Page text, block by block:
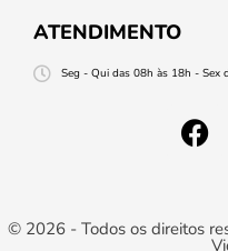
ATENDIMENTO
Seg - Qui das 08h às 18h - Sex
© 2026 - Todos os direitos